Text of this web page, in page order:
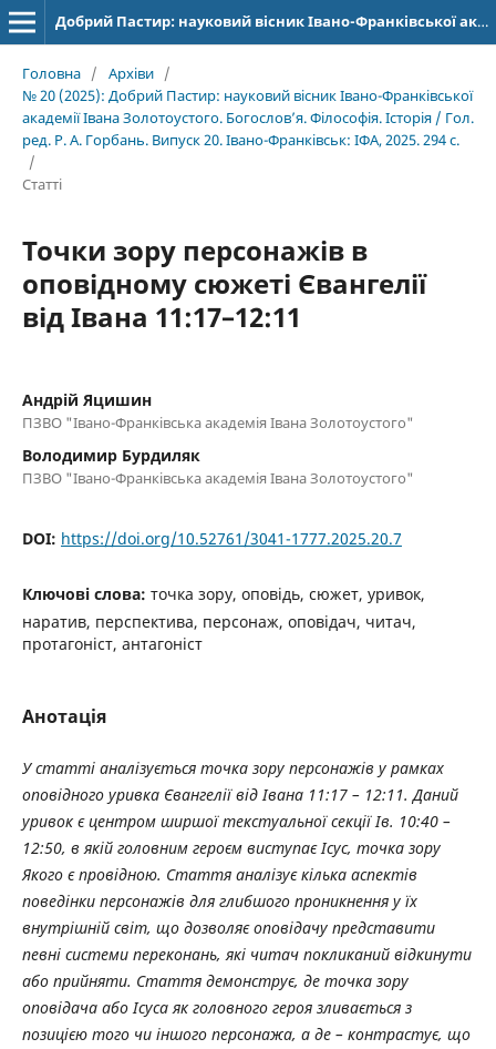
Добрий Пастир: науковий вісник Івано-Франківської академії Івана Золотоустого. Богослов’я. Філософія. Історія
Головна / Архіви /
№ 20 (2025): Добрий Пастир: науковий вісник Івано-Франківської
академії Івана Золотоустого. Богослов’я. Філософія. Історія / Гол.
ред. Р. А. Горбань. Випуск 20. Івано-Франківськ: ІФА, 2025. 294 с.
/
Статті
Точки зору персонажів в
оповідному сюжеті Євангелії
від Івана 11:17–12:11
Андрій Яцишин
ПЗВО "Івано-Франківська академія Івана Золотоустого"
Володимир Бурдиляк
ПЗВО "Івано-Франківська академія Івана Золотоустого"
DOI: https://doi.org/10.52761/3041-1777.2025.20.7
Ключові слова: точка зору, оповідь, сюжет, уривок,
наратив, перспектива, персонаж, оповідач, читач,
протагоніст, антагоніст
Анотація
У статті аналізується точка зору персонажів у рамках
оповідного уривка Євангелії від Івана 11:17 – 12:11. Даний
уривок є центром ширшої текстуальної секції Ів. 10:40 –
12:50, в якій головним героєм виступає Ісус, точка зору
Якого є провідною. Стаття аналізує кілька аспектів
поведінки персонажів для глибшого проникнення у їх
внутрішній світ, що дозволяє оповідачу представити
певні системи переконань, які читач покликаний відкинути
або прийняти. Стаття демонструє, де точка зору
оповідача або Ісуса як головного героя зливається з
позицією того чи іншого персонажа, а де – контрастує, що